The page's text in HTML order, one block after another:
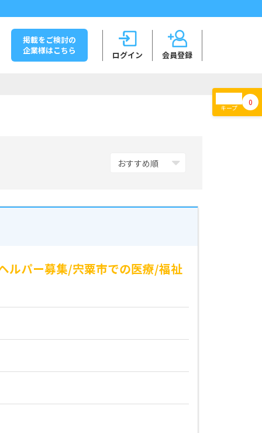
会員登録
ログイン
掲載をご検討の
企業様はこちら
キープ
0
ルパー募集/宍粟市での医療/福祉